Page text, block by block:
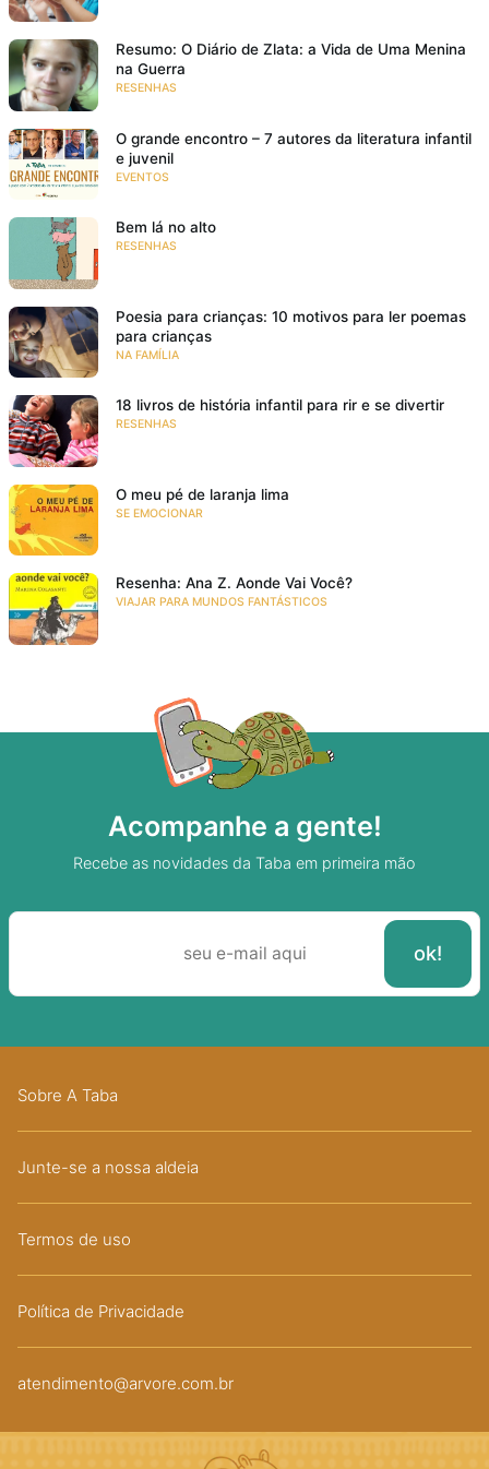
Resumo: O Diário de Zlata: a Vida de Uma Menina
na Guerra
RESENHAS
O grande encontro – 7 autores da literatura infantil
e juvenil
EVENTOS
Bem lá no alto
RESENHAS
Poesia para crianças: 10 motivos para ler poemas
para crianças
NA FAMÍLIA
18 livros de história infantil para rir e se divertir
RESENHAS
O meu pé de laranja lima
SE EMOCIONAR
Resenha: Ana Z. Aonde Vai Você?
VIAJAR PARA MUNDOS FANTÁSTICOS
Acompanhe a gente!
Recebe as novidades da Taba em primeira mão
Sobre A Taba
Junte-se a nossa aldeia
Termos de uso
Política de Privacidade
atendimento@arvore.com.br